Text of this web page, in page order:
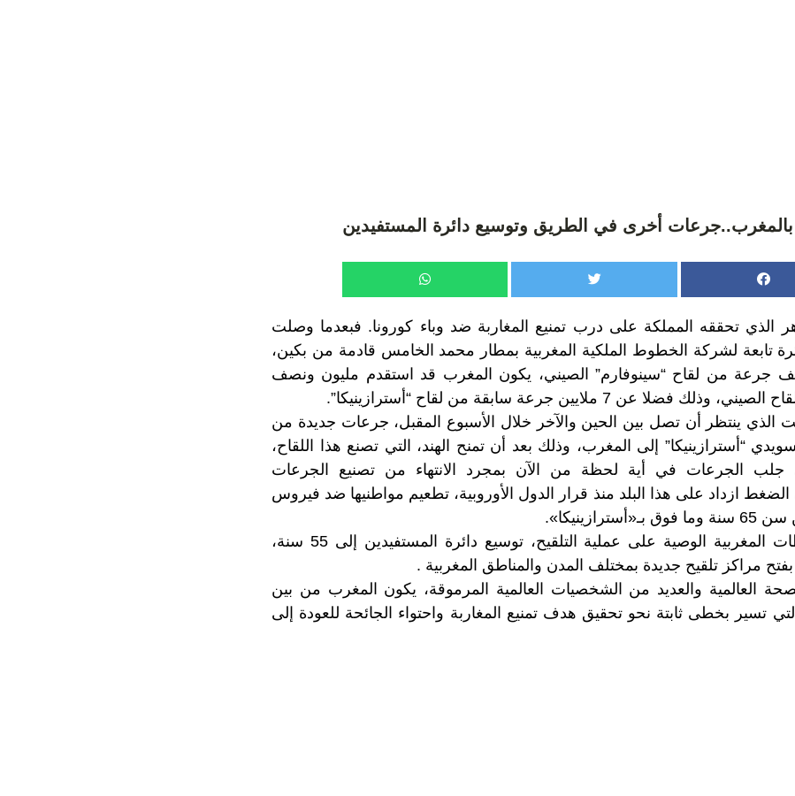
بالمغرب..جرعات أخرى في الطريق وتوسيع دائرة المستفيدين
الذي تحققه المملكة على درب تمنيع المغاربة ضد وباء كورونا. فبعدما وصلت
طائرة تابعة لشركة الخطوط الملكية المغربية بمطار محمد الخامس قادمة من بكين،
جعبتها 500 ألف جرعة من لقاح “سينوفارم” الصيني، يكون المغرب قد استقدم مليون ونصف
عن 7 ملايين جرعة سابقة من لقاح “أسترازينيكا”.
الذي ينتظر أن تصل بين الحين والآخر خلال الأسبوع المقبل، جرعات جديدة من
“أسترازينيكا” إلى المغرب، وذلك بعد أن تمنح الهند، التي تصنع هذا اللقاح،
جلب الجرعات في أية لحظة من الآن بمجرد الانتهاء من تصنيع الجرعات
الضغط ازداد على هذا البلد منذ قرار الدول الأوروبية، تطعيم مواطنيها ضد فيروس
وفيما تعتزم السلطات المغربية الوصية على عملية التلقيح، توسيع دائرة المستفيدين إلى 55 سنة،
مراكز تلقيح جديدة بمختلف المدن والمناطق المغربية .
العالمية والعديد من الشخصيات العالمية المرموقة، يكون المغرب من بين
تسير بخطى ثابتة نحو تحقيق هدف تمنيع المغاربة واحتواء الجائحة للعودة إلى